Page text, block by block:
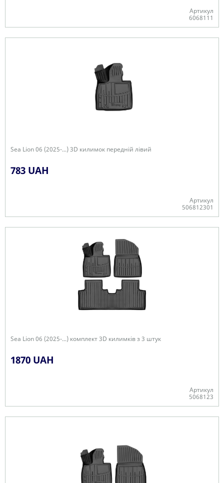
Артикул
6068111
Sea Lion 06 (2025-...) 3D килимок передній лівий
783 UAH
Артикул
506812301
Sea Lion 06 (2025-...) комплект 3D килимків з 3 штук
1870 UAH
Артикул
5068123